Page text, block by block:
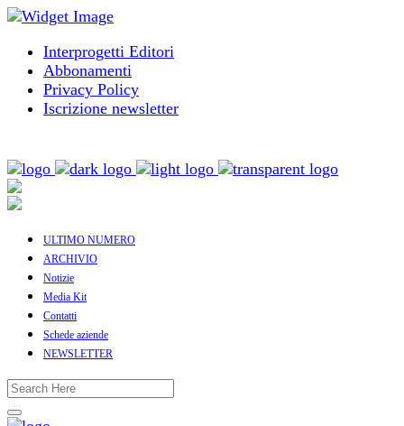
Interprogetti Editori
Abbonamenti
Privacy Policy
Iscrizione newsletter
ULTIMO NUMERO
ARCHIVIO
Notizie
Media Kit
Contatti
Schede aziende
NEWSLETTER